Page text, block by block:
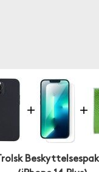
Trolsk